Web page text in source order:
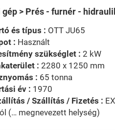
gép > Prés - furnér -
és típus : OTT JU65
: Használt
szükséglet : 2 kW
: 2280 x 1250 mm
: 65 tonna
év : 1970
/ Szállítás / Fizetés :
(… megnevezett helység)